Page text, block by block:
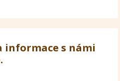
informace s námi